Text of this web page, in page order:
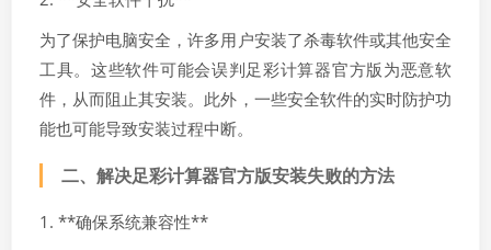
为了保护电脑安全，许多用户安装了杀毒软件或其他安全
工具。这些软件可能会误判足彩计算器官方版为恶意软
件，从而阻止其安装。此外，一些安全软件的实时防护功
能也可能导致安装过程中断。
二、解决足彩计算器官方版安装失败的方法
1. **确保系统兼容性**